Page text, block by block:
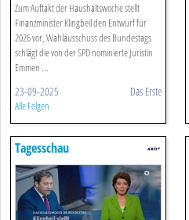
Zum Auftakt der Haushaltswoche stellt
Finanzminister Klingbeil den Entwurf für
2026 vor, Wahlausschuss des Bundestags
schlägt die von der SPD nominierte Juristin
Emmen ...
23-09-2025 Das Erste
Alle Folgen
Tagesschau